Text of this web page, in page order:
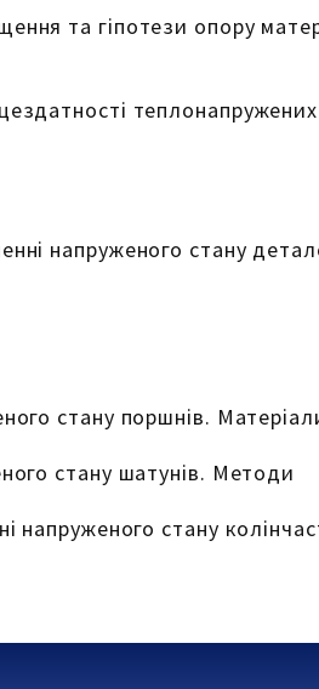
та гіпотези опору
теплонапружених
напруженого стану
стану поршнів.
стану шатунів. Методи
напруженого стану